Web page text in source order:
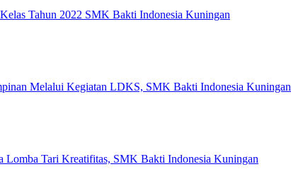
Tahun 2022 SMK Bakti Indonesia Kuningan
Melalui Kegiatan LDKS, SMK Bakti Indonesia Kuningan
Lomba Tari Kreatifitas, SMK Bakti Indonesia Kuningan